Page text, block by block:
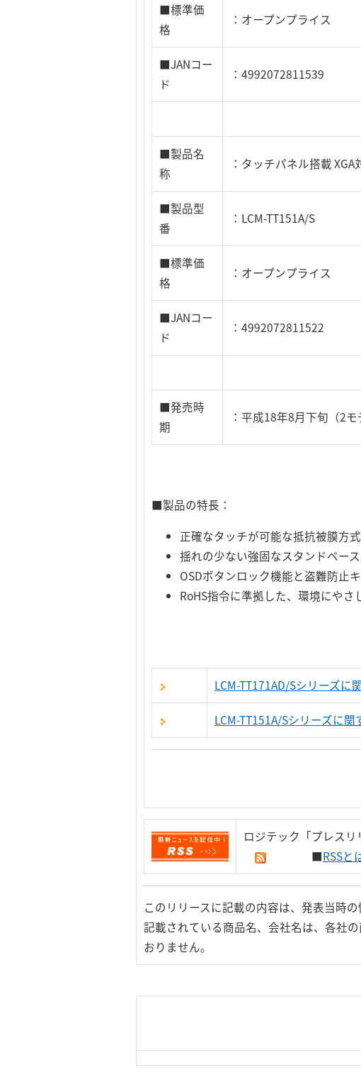
■標準価
格
：オープンプライス
■JANコー
ド
：4992072811539
■製品名
称
：タッチパネル搭載
■製品型
番
：LCM-TT151A/S
■標準価
格
：オープンプライス
■JANコー
ド
：4992072811522
■発売時
期
：平成18年8月下旬（2モ
■製品の特長：
正確なタッチが可能な抵抗被膜方
揺れの少ない強固なスタンドベース
OSDボタンロック機能と盗難防止
RoHS指令に準拠した、環境にやさ
LCM-TT171AD/Sシリーズに
LCM-TT151A/Sシリーズに
ロジテック「プレスリ
■RSSと
このリリースに記載の内容は、発表当時
記載されている商品名、会社名は、各社
おりません。